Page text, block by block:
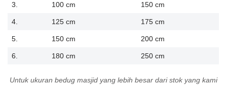
3. 100 cm 150 cm
4. 125 cm 175 cm
5. 150 cm 200 cm
6. 180 cm 250 cm
Untuk ukuran bedug masjid yang lebih besar dari stok yang kami